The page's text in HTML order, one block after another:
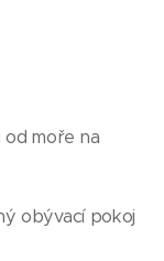
moře na
obývací pokoj